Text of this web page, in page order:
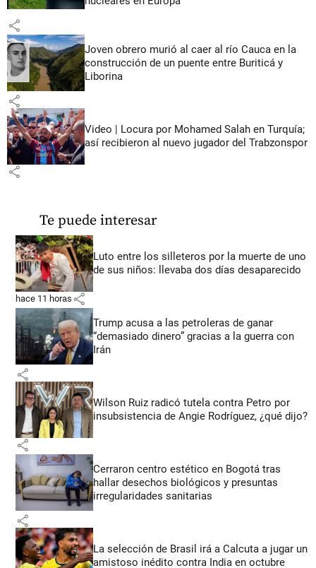
share
Joven obrero murió al caer al río Cauca en la
construcción de un puente entre Buriticá y
Liborina
share
Video | Locura por Mohamed Salah en Turquía;
así recibieron al nuevo jugador del Trabzonspor
share
Te puede interesar
Luto entre los silleteros por la muerte de uno
de sus niños: llevaba dos días desaparecido
hace 11 horas share
Trump acusa a las petroleras de ganar
“demasiado dinero” gracias a la guerra con
Irán
share
Wilson Ruiz radicó tutela contra Petro por
insubsistencia de Angie Rodríguez, ¿qué dijo?
share
Cerraron centro estético en Bogotá tras
hallar desechos biológicos y presuntas
irregularidades sanitarias
share
La selección de Brasil irá a Calcuta a jugar un
amistoso inédito contra India en octubre